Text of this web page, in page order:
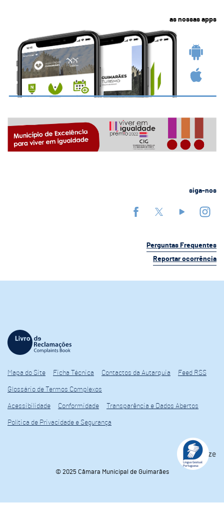
as nossas apps
siga-nos
Perguntas Frequentes
Reportar ocorrência
Mapa do Site Ficha Técnica Contactos da Autarquia Feed RSS
Glossário de Termos Complexos
Acessibilidade Conformidade Transparência e Dados Abertos
Política de Privacidade e Segurança
© 2025 Câmara Municipal de Guimarães